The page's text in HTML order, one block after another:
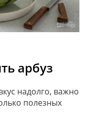
арбуз
надолго, важно
полезных